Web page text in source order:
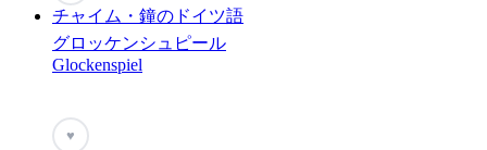
チャイム・鐘のドイツ語
グロッケンシュピール
Glockenspiel
♥